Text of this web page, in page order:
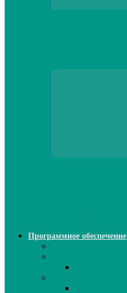
Программное обеспечение